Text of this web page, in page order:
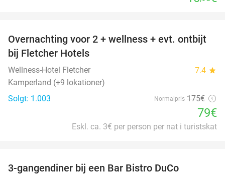
55%
Overnachting voor 2 + wellness + evt. ontbijt
bij Fletcher Hotels
Wellness-Hotel Fletcher 7.4 star
Kamperland (+9 lokationer)
Solgt: 1.003
Normalpris 175€
79€
Eskl. ca. 3€ per person per nat i turistskat
3-gangendiner bij een Bar Bistro DuCo